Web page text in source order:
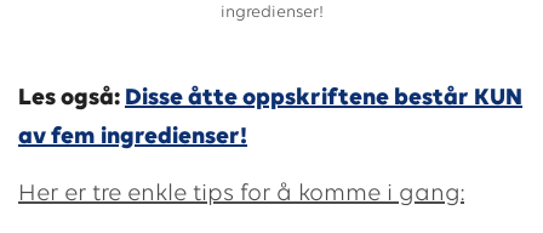
ingredienser!
Les også: Disse åtte oppskriftene består KUN
av fem ingredienser!
Her er tre enkle tips for å komme i gang: